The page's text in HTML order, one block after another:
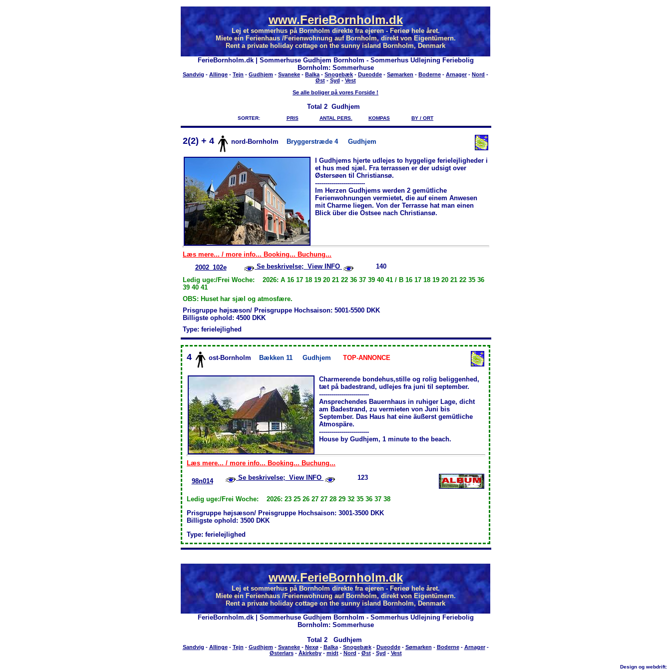
www.FerieBornholm.dk
Lej et sommerhus på Bornholm direkte fra ejeren - Ferieø hele året.
Miete ein Ferienhaus /Ferienwohnung auf Bornholm, direkt von Eigentümern.
Rent a private holiday cottage on the sunny island Bornholm, Denmark
FerieBornholm.dk | Sommerhuse Gudhjem Bornholm - Sommerhus Udlejning Feriebolig
Bornholm: Sommerhuse
Sandvig - Allinge - Tejn - Gudhjem - Svaneke - Balka - Snogebæk - Dueodde - Sømarken - Boderne - Arnager- Nord -
Øst- Syd - Vest
Se alle boliger på vores Forside !
Total 2 Gudhjem
SORTER: PRIS ANTAL PERS. KOMPAS BY / ORT
2(2) + 4 nord-Bornholm Bryggerstræde 4 Gudhjem
I Gudhjems hjerte udlejes to hyggelige ferielejligheder i
et hus med sjæl. Fra terrassen er der udsigt over
Østersøen til Christiansø.
-------------------------
Im Herzen Gudhjems werden 2 gemütliche
Ferienwohnungen vermietet, die auf einem Anwesen
mit Charme liegen. Von der Terrasse hat man einen
Blick über die Ostsee nach Christiansø.
Læs mere... / more info... Booking... Buchung...
2002_102e
Se beskrivelse; View INFO
140
Ledig uge:/Frei Woche: 2026: A 16 17 18 19 20 21 22 36 37 39 40 41 / B 16 17 18 19 20 21 22 35 36
39 40 41
OBS: Huset har sjæl og atmosfære.
Prisgruppe højsæson/ Preisgruppe Hochsaison: 5001-5500 DKK
Billigste ophold: 4500 DKK
Type: ferielejlighed
4 ost-Bornholm Bækken 11 Gudhjem TOP-ANNONCE
Charmerende bondehus,stille og rolig beliggenhed,
tæt på badestrand, udlejes fra juni til september.
-------------------------
Ansprechendes Bauernhaus in ruhiger Lage, dicht
am Badestrand, zu vermieten von Juni bis
September. Das Haus hat eine äußerst gemütliche
Atmospäre.
-------------------------
House by Gudhjem, 1 minute to the beach.
Læs mere... / more info... Booking... Buchung...
98n014 Se beskrivelse; View INFO 123
Ledig uge:/Frei Woche: 2026: 23 25 26 27 27 28 29 32 35 36 37 38
Prisgruppe højsæson/ Preisgruppe Hochsaison: 3001-3500 DKK
Billigste ophold: 3500 DKK
Type: ferielejlighed
www.FerieBornholm.dk
Lej et sommerhus på Bornholm direkte fra ejeren - Ferieø hele året.
Miete ein Ferienhaus /Ferienwohnung auf Bornholm, direkt von Eigentümern.
Rent a private holiday cottage on the sunny island Bornholm, Denmark
FerieBornholm.dk | Sommerhuse Gudhjem Bornholm - Sommerhus Udlejning Feriebolig
Bornholm: Sommerhuse
Total 2 Gudhjem
Sandvig - Allinge- Tejn - Gudhjem- Svaneke- Nexø- Balka- Snogebæk- Dueodde- Sømarken - Boderne- Arnager-
Østerlars- Åkirkeby- midt- Nord - Øst- Syd - Vest
Design og webdrift: